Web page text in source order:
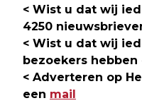
< Wist u dat wij
4250
< Wist u dat wij
bezoekers
< Adverteren op
een mail